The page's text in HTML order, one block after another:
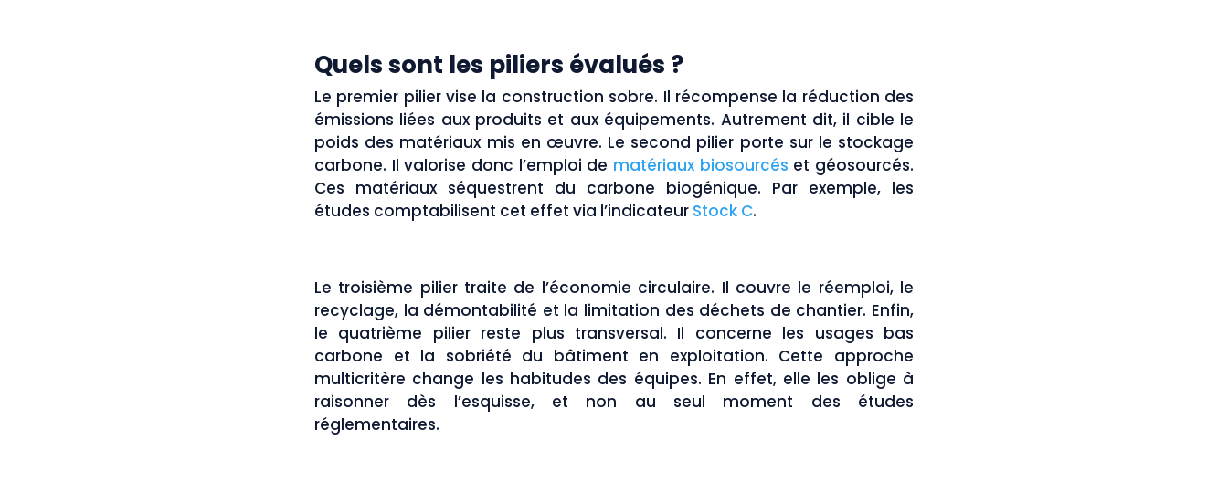
Quels sont les piliers évalués ?
Le premier pilier vise la construction sobre. Il récompense la réduction des
émissions liées aux produits et aux équipements. Autrement dit, il cible le
poids des matériaux mis en œuvre. Le second pilier porte sur le stockage
carbone. Il valorise donc l’emploi de matériaux biosourcés et géosourcés.
Ces matériaux séquestrent du carbone biogénique. Par exemple, les
études comptabilisent cet effet via l’indicateur Stock C.
Le troisième pilier traite de l’économie circulaire. Il couvre le réemploi, le
recyclage, la démontabilité et la limitation des déchets de chantier. Enfin,
le quatrième pilier reste plus transversal. Il concerne les usages bas
carbone et la sobriété du bâtiment en exploitation. Cette approche
multicritère change les habitudes des équipes. En effet, elle les oblige à
raisonner dès l’esquisse, et non au seul moment des études
réglementaires.